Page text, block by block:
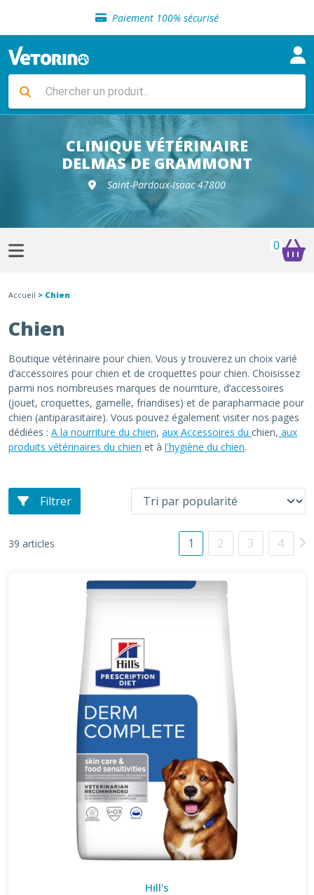
Paiement 100% sécurisé
Livraison gratuite en clinique vétérinaire
Sélection de croquettes vétérinaire
Livraison gratuite en clinique vétérinaire
Retour gratuit en clinique
Sélection de croquettes vétérinaire
CLINIQUE VÉTÉRINAIRE
DELMAS DE GRAMMONT
Saint-Pardoux-Isaac 47800
0
Accueil > Chien
Chien
Boutique vétérinaire pour chien. Vous y trouverez un choix varié
d’accessoires pour chien et de croquettes pour chien. Choisissez
parmi nos nombreuses marques de nourriture, d’accessoires
(jouet, croquettes, gamelle, friandises) et de parapharmacie pour
chien (antiparasitaire). Vous pouvez également visiter nos pages
dédiées : A la nourriture du chien, aux Accessoires du chien, aux
produits vétérinaires du chien et à l'hygiène du chien.
Filtrer
39 articles 1 2 3 4
Hill's